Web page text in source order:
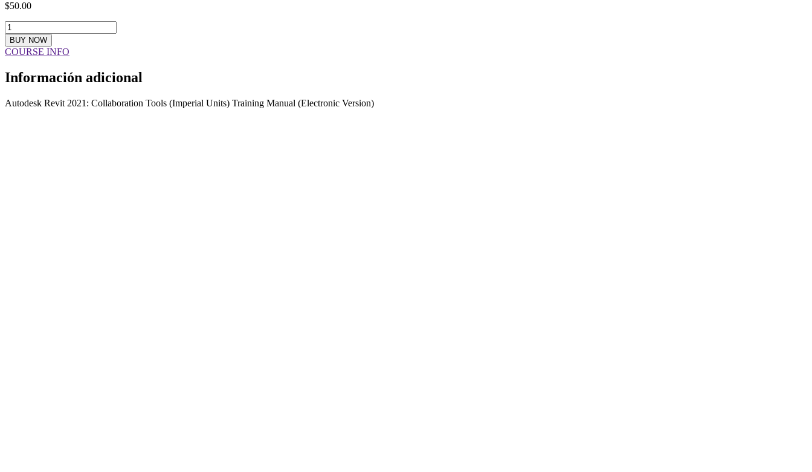
$50.00
REQUIRED
-
Autodesk
Revit
Collaboration
(Imperial
BUY NOW
COURSE INFO
Información adicional
Autodesk Revit 2021: Collaboration Tools (Imperial Units) Training Manual (Electronic Version)